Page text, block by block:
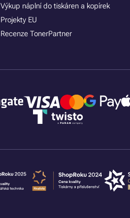
Výkup náplní do tiskáren a kopírek
Projekty EU
Recenze TonerPartner